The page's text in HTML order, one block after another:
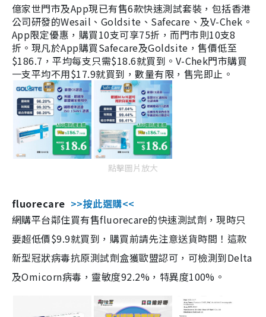
億家世門市及App現已有售6款快速測試套裝，包括香港
公司研發的Wesail、Goldsite、Safecare、及V-Chek。
App限定優惠，購買10支可享75折，而門市則10支8
折。現凡於App購買Safecare及Goldsite，售價低至
$186.7，平均每支只需$18.6就買到。V-Chek門市購買
一支平均不用$17.9就買到，數量有限，售完即止。
點擊圖片放大
fluorecare >>按此選購<<
網購平台鄰住買有售fluorecare的快速測試劑，現時只
要超低價$9.9就買到，購買前請先注意送貨時間！這款
新型冠狀病毒抗原測試劑盒獲歐盟認可，可檢測到Delta
及Omicorn病毒，靈敏度92.2%，特異度100%。